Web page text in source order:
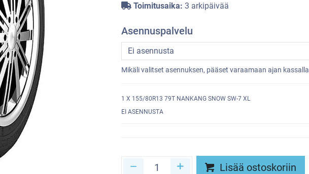
Toimitusaika: 3 arkipäivää
Asennuspalvelu
Mikäli valitset asennuksen, pääset varaamaan ajan kassalla
1 X 155/80R13 79T NANKANG SNOW SW-7 XL
EI ASENNUSTA
Lisää ostoskoriin